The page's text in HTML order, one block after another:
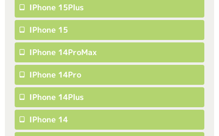
IPhone 15Plus
IPhone 15
IPhone 14ProMax
IPhone 14Pro
IPhone 14Plus
IPhone 14